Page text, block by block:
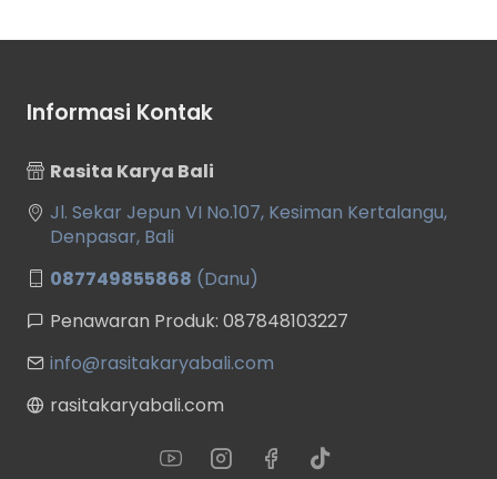
Informasi Kontak
Rasita Karya Bali
Jl. Sekar Jepun VI No.107, Kesiman Kertalangu,
Denpasar, Bali
087749855868 (Danu)
Penawaran Produk: 087848103227
info@rasitakaryabali.com
rasitakaryabali.com